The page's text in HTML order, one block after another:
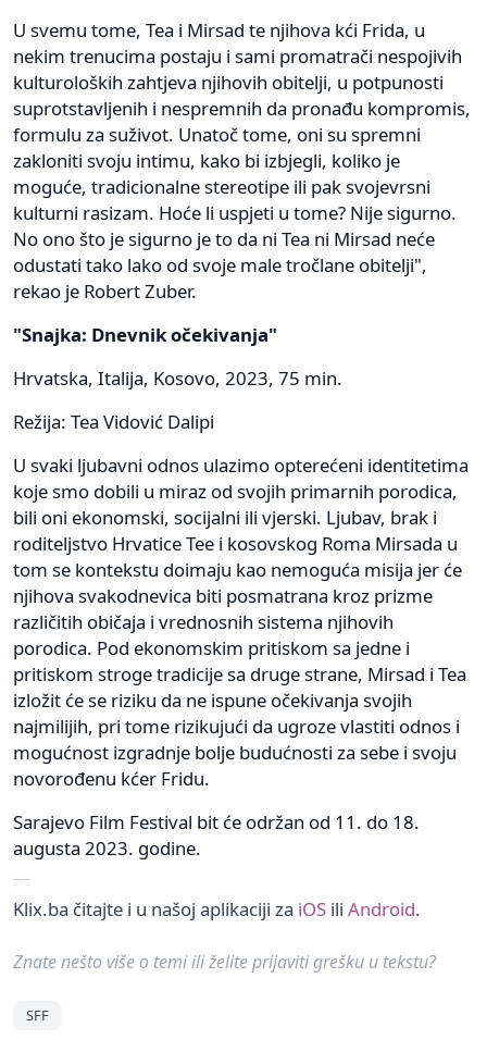
U svemu tome, Tea i Mirsad te njihova kći Frida, u
nekim trenucima postaju i sami promatrači nespojivih
kulturoloških zahtjeva njihovih obitelji, u potpunosti
suprotstavljenih i nespremnih da pronađu kompromis,
formulu za suživot. Unatoč tome, oni su spremni
zakloniti svoju intimu, kako bi izbjegli, koliko je
moguće, tradicionalne stereotipe ili pak svojevrsni
kulturni rasizam. Hoće li uspjeti u tome? Nije sigurno.
No ono što je sigurno je to da ni Tea ni Mirsad neće
odustati tako lako od svoje male tročlane obitelji",
rekao je Robert Zuber.
"Snajka: Dnevnik očekivanja"
Hrvatska, Italija, Kosovo, 2023, 75 min.
Režija: Tea Vidović Dalipi
U svaki ljubavni odnos ulazimo opterećeni identitetima
koje smo dobili u miraz od svojih primarnih porodica,
bili oni ekonomski, socijalni ili vjerski. Ljubav, brak i
roditeljstvo Hrvatice Tee i kosovskog Roma Mirsada u
tom se kontekstu doimaju kao nemoguća misija jer će
njihova svakodnevica biti posmatrana kroz prizme
različitih običaja i vrednosnih sistema njihovih
porodica. Pod ekonomskim pritiskom sa jedne i
pritiskom stroge tradicije sa druge strane, Mirsad i Tea
izložit će se riziku da ne ispune očekivanja svojih
najmilijih, pri tome rizikujući da ugroze vlastiti odnos i
mogućnost izgradnje bolje budućnosti za sebe i svoju
novorođenu kćer Fridu.
Sarajevo Film Festival bit će održan od 11. do 18.
augusta 2023. godine.
Klix.ba čitajte i u našoj aplikaciji za iOS ili Android.
Znate nešto više o temi ili želite prijaviti grešku u tekstu?
SFF